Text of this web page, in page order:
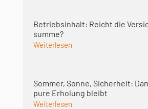
Betriebsinhalt: Reicht die
summe?
Weiterlesen
Sommer, Sonne, Sicherheit:
pure Erholung bleibt
Weiterlesen